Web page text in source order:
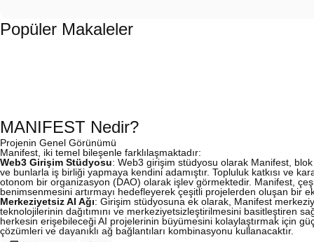
Popüler Makaleler
MANIFEST Nedir?
Projenin Genel Görünümü
Manifest, iki temel bileşenle farklılaşmaktadır:
Web3 Girişim Stüdyosu: Web3 girişim stüdyosu olarak Manifest,
ve bunlarla iş birliği yapmaya kendini adamıştır. Topluluk katkısı ve
otonom bir organizasyon (DAO) olarak işlev görmektedir. Manifest,
benimsenmesini artırmayı hedefleyerek çeşitli projelerden oluşan bir
Merkeziyetsiz AI Ağı: Girişim stüdyosuna ek olarak, Manifest
teknolojilerinin dağıtımını ve merkeziyetsizleştirilmesini basitleştiren
herkesin erişebileceği AI projelerinin büyümesini kolaylaştırmak için
çözümleri ve dayanıklı ağ bağlantıları kombinasyonu kullanacaktır.